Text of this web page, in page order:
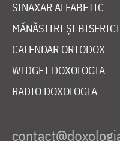
SINAXAR ALFABETIC
MĂNĂSTIRI ȘI BISERICI
CALENDAR ORTODOX
WIDGET DOXOLOGIA
RADIO DOXOLOGIA